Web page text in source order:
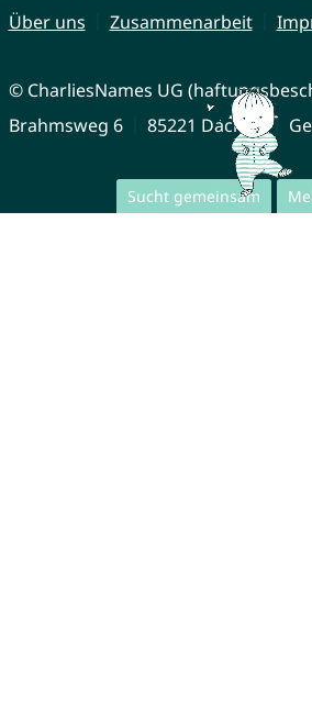
Sucht gemeinsam
Über uns
Zusammenarbeit
© CharliesNames UG
Brahmsweg 6
85221 Dachau